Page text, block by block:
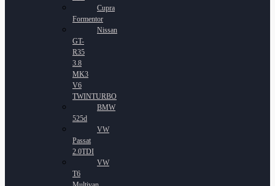
Cupra
Formentor
Nissan
GT-
R35
3.8
MK3
V6
TWINTURBO
BMW
525d
VW
Passat
2.0TDI
VW
T6